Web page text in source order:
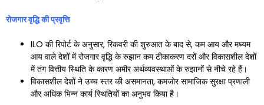
रोजगार वृद्धि की प्रवृत्ति
ILO की रिपोर्ट के अनुसार, रिकवरी की शुरुआत के बाद से, कम आय और मध्यम
आय वाले देशों में रोजगार वृद्धि के रुझान कम टीकाकरण दरों और विकासशील देशों
में तंग वित्तीय स्थिति के कारण अमीर अर्थव्यवस्थाओं के रुझानों से नीचे रहे हैं।
विकासशील देशों ने उच्च स्तर की असमानता, कमजोर सामाजिक सुरक्षा प्रणाली
और अधिक भिन्न कार्य स्थितियों का अनुभव किया है।